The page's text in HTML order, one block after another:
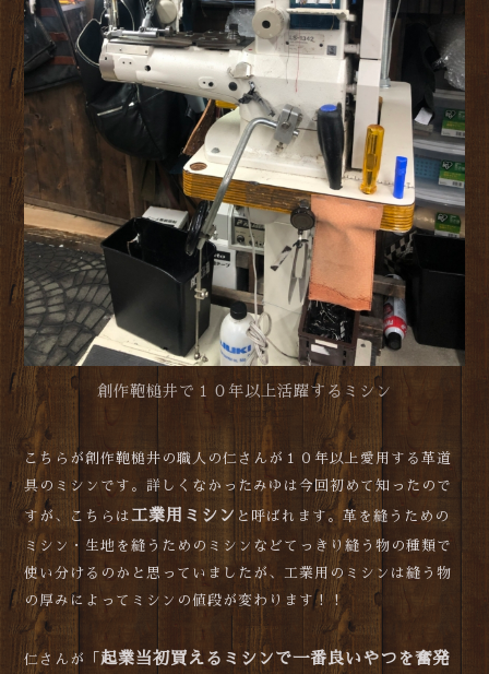
創作鞄槌井で１０年以上活躍するミシン
こちらが創作鞄槌井の職人の仁さんが１０年以上愛用する革道
具のミシンです。詳しくなかったみゆは今回初めて知ったので
すが、こちらは工業用ミシン と呼ばれます。革を縫うための
ミシン・生地を縫うためのミシンなどてっきり縫う物の種類で
使い分けるのかと思っていましたが、工業用のミシンは縫う物
の厚みによってミシンの値段が変わります！！
仁さんが「 起業当初買えるミシンで一番良いやつを奮発